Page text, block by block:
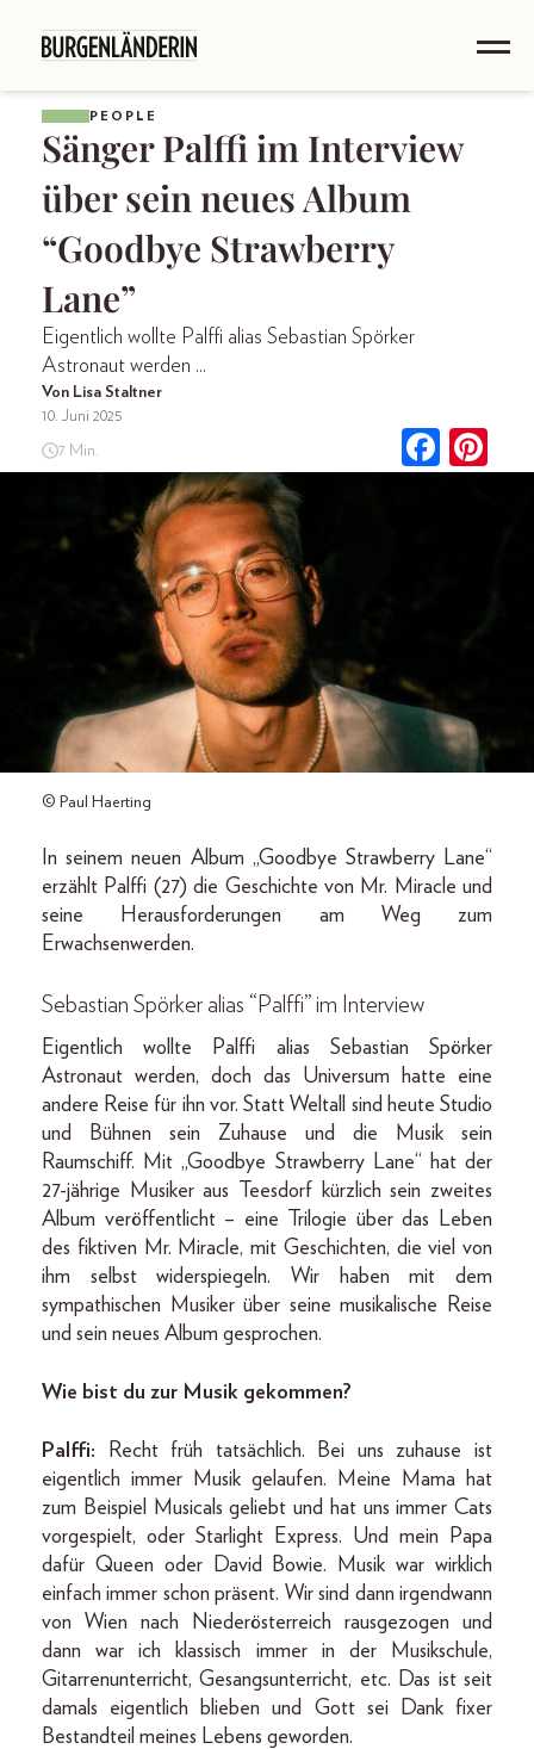
PEOPLE
Sänger Palffi im Interview
über sein neues Album
“Goodbye Strawberry
Lane”
Eigentlich wollte Palffi alias Sebastian Spörker
Astronaut werden ...
Von Lisa Staltner
10. Juni 2025
7 Min.
© Paul Haerting
In seinem neuen Album „Goodbye Strawberry Lane“
erzählt Palffi (27) die Geschichte von Mr. Miracle und
seine Herausforderungen am Weg zum
Erwachsenwerden.
Sebastian Spörker alias “Palffi” im Interview
Eigentlich wollte Palffi alias Sebastian Spörker
Astronaut werden, doch das Universum hatte eine
andere Reise für ihn vor. Statt Weltall sind heute Studio
und Bühnen sein Zuhause und die Musik sein
Raumschiff. Mit „Goodbye Strawberry Lane“ hat der
27-jährige Musiker aus Teesdorf kürzlich sein zweites
Album veröffentlicht – eine Trilogie über das Leben
des fiktiven Mr. Miracle, mit Geschichten, die viel von
ihm selbst widerspiegeln. Wir haben mit dem
sympathischen Musiker über seine musikalische Reise
und sein neues Album gesprochen.
Wie bist du zur Musik gekommen?
Palffi: Recht früh tatsächlich. Bei uns zuhause ist
eigentlich immer Musik gelaufen. Meine Mama hat
zum Beispiel Musicals geliebt und hat uns immer Cats
vorgespielt, oder Starlight Express. Und mein Papa
dafür Queen oder David Bowie. Musik war wirklich
einfach immer schon präsent. Wir sind dann irgendwann
von Wien nach Niederösterreich rausgezogen und
dann war ich klassisch immer in der Musikschule,
Gitarrenunterricht, Gesangsunterricht, etc. Das ist seit
damals eigentlich blieben und Gott sei Dank fixer
Bestandteil meines Lebens geworden.